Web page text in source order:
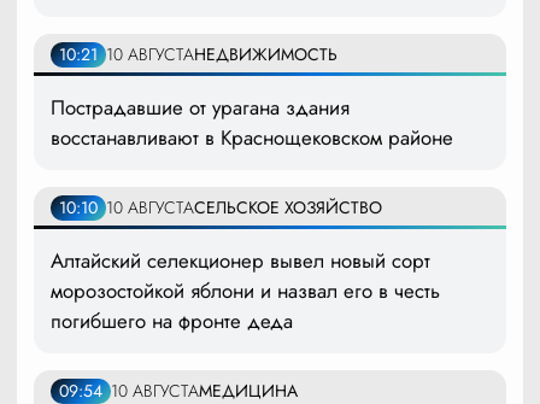
10:21 10 АВГУСТАНЕДВИЖИМОСТЬ
Пострадавшие от урагана здания
восстанавливают в Краснощековском районе
10:10 10 АВГУСТАСЕЛЬСКОЕ ХОЗЯЙСТВО
Алтайский селекционер вывел новый сорт
морозостойкой яблони и назвал его в честь
погибшего на фронте деда
09:54 10 АВГУСТАМЕДИЦИНА